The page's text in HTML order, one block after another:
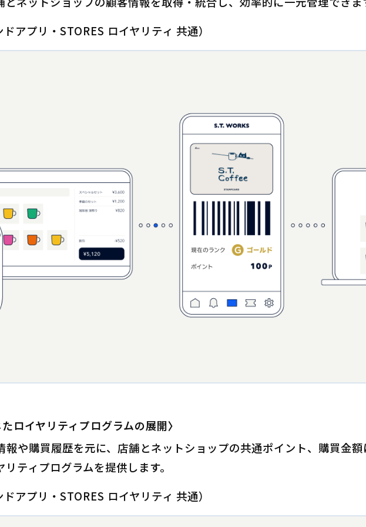
ドアプリ・STORES ロイヤリティ 共通）
ロイヤリティプログラムの展開〉
報や購買履歴を元に、店舗とネットショップの共通ポイント、購買金
ティプログラムを提供します。
ドアプリ・STORES ロイヤリティ 共通）